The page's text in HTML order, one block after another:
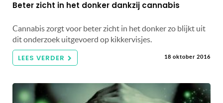
Beter zicht in het donker dankzij cannabis
Cannabis zorgt voor beter zicht in het donker zo blijkt uit
dit onderzoek uitgevoerd op kikkervisjes.
LEES VERDER 18 oktober 2016